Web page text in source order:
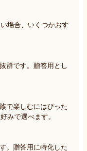
場合、いくつかおす
みで選べます。